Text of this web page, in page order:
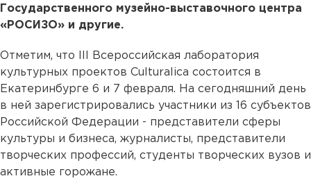
Государственного музейно-выставочного центра
«РОСИЗО» и другие.
Отметим, что III Всероссийская лаборатория
культурных проектов Culturalica состоится в
Екатеринбурге 6 и 7 февраля. На сегодняшний день
в ней зарегистрировались участники из 16 субъектов
Российской Федерации - представители сферы
культуры и бизнеса, журналисты, представители
творческих профессий, студенты творческих вузов и
активные горожане.